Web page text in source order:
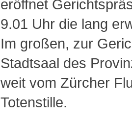
eröffnet
9.01 Uhr die lang
Im großen, zur
Stadtsaal des
weit vom Zürcher
Totenstille.